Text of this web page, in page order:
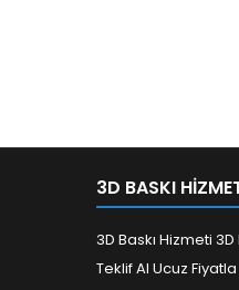
3D BASKI
3D Baskı Hizmeti
Teklif Al Ucuz